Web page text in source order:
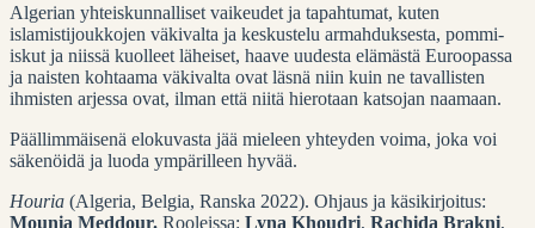
Algerian yhteiskunnalliset vaikeudet ja tapahtumat, kuten
islamistijoukkojen väkivalta ja keskustelu armahduksesta, pommi-
iskut ja niissä kuolleet läheiset, haave uudesta elämästä Euroopassa
ja naisten kohtaama väkivalta ovat läsnä niin kuin ne tavallisten
ihmisten arjessa ovat, ilman että niitä hierotaan katsojan naamaan.
Päällimmäisenä elokuvasta jää mieleen yhteyden voima, joka voi
säkenöidä ja luoda ympärilleen hyvää.
Houria (Algeria, Belgia, Ranska 2022). Ohjaus ja käsikirjoitus:
Mounia Meddour. Rooleissa: Lyna Khoudri, Rachida Brakni,